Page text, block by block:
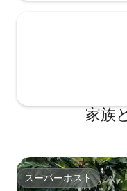
家族
スーパーホスト
スーパーホスト